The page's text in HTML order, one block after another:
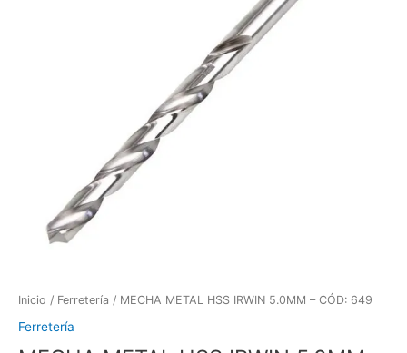
Inicio / Ferretería / MECHA METAL HSS IRWIN 5.0MM – CÓD: 649
Ferretería